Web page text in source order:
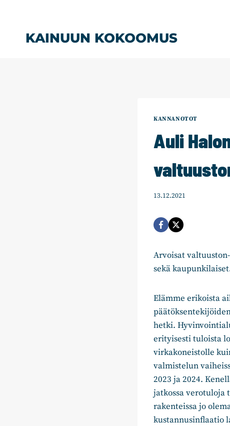
KAINUUN KOKOOMUS
KANNANOTOT
Auli
13.12.2021
Arvoisat
sekä
Elämme erikoista
hetki.
erityisesti tuloista
virkakoneistolle
valmistelun
2023 ja 2024.
jatkossa verotuloja
rakenteissa jo
kustannusinflaatio